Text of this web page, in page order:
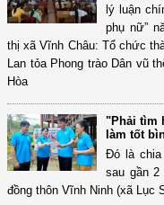
lý luận
phụ nữ”
thị xã Vĩnh Châu: Tổ chức
Lan tỏa Phong trào Dân vũ
Hòa
"Phải tìm
làm tốt
Đó là
sau gần 2
đồng thôn Vĩnh Ninh (xã Lục